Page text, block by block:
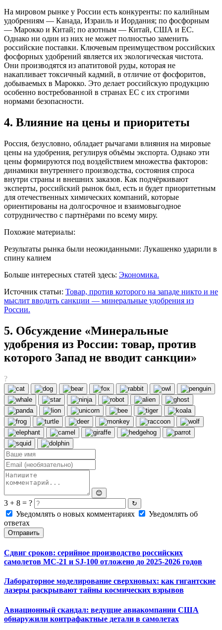
На мировом рынке у России есть конкуренты: по калийным
удобрениям — Канада, Израиль и Иордания; по фосфорным
— Марокко и Китай; по азотным — Китай, США и ЕС.
Однако ни один из них не может полностью заменить
российские поставки. Ключевым преимуществом российских
фосфорных удобрений является их экологическая чистота.
Они производятся из апатитовой руды, которая не
накапливает токсичный кадмий, в отличие от фосфоритов,
добываемых в Марокко. Это делает российскую продукцию
особенно востребованной в странах ЕС с их строгими
нормами безопасности.
4. Влияние на цены и приоритеты
Россия, безусловно, обладает рычагами влияния на мировые
цены на удобрения, регулируя объёмы экспорта. Однако эти
цены формируются под воздействием множества факторов:
динамики внутреннего производства, состояния спроса
внутри страны и внешних заказов. Как подчёркивают
эксперты, российский рынок был, есть и будет приоритетным
для отечественных химических компаний, которые
ориентированы на долгосрочное и взаимовыгодное
сотрудничество с партнёрами по всему миру.
Похожие материалы:
Результаты рынка были неожиданными: Лукашенко ударили в
спину калием
Больше интересных статей здесь: Экономика.
Источник статьи: Товар, против которого на западе никто и не
мыслит вводить санкции — минеральные удобрения из
России.
5. Обсуждение «Минеральные
удобрения из России: товар, против
которого Запад не вводит санкции»
?
😊
3 + 8 = ? ↻
Уведомлять о новых комментариях
Уведомлять об
ответах
Отправить
Сдвиг сроков: серийное производство российских
самолетов МС-21 и SJ-100 отложено до 2025-2026 годов
Лабораторное моделирование сверхновых: как гигантские
лазеры раскрывают тайны космических взрывов
Авиационный скандал: ведущие авиакомпании США
обнаружили контрафактные детали в самолетах